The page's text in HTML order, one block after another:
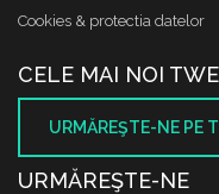
Cookies & protectia datelor
CELE MAI NOI
URMĂREŞTE-NE PE
URMĂREŞTE-NE